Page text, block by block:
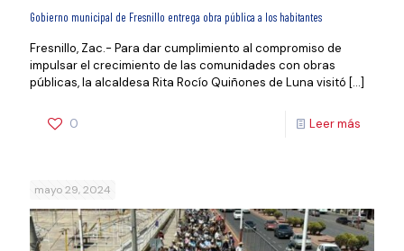
Gobierno municipal de Fresnillo entrega obra pública a los habitantes
Fresnillo, Zac.- Para dar cumplimiento al compromiso de
impulsar el crecimiento de las comunidades con obras
públicas, la alcaldesa Rita Rocío Quiñones de Luna visitó […]
0 Leer más
mayo 29, 2024